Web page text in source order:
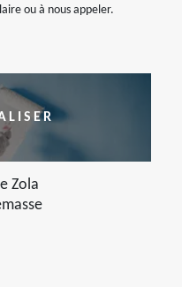
ou à nous appeler.
Zola